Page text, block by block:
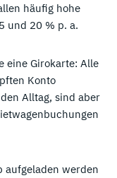
häufig hohe
und 20 % p. a.
eine Girokarte: Alle
Konto
Alltag, sind aber
aufgeladen werden